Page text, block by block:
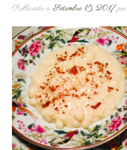
Publicado a Setembro 15, 2017por